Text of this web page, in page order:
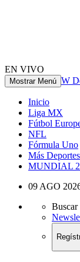
EN VIVO
Mostrar Menú W
Inicio
Liga MX
Fútbol
NFL
Fórmula Uno
Más Deportes
MUNDIAL
09 AGO
Buscar